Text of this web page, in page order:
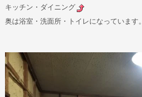
キッチン・ダイニング
奥は浴室・洗面所・トイレになっています。